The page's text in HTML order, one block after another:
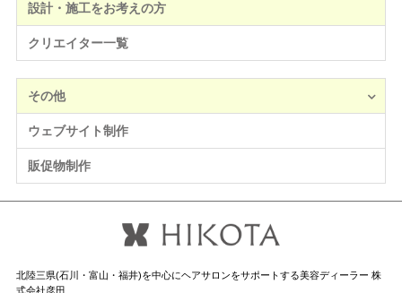
設計・施工をお考えの方
クリエイター一覧
その他
ウェブサイト制作
販促物制作
北陸三県(石川・富山・福井)を中心にヘアサロンをサポートする美容ディーラー 株
式会社彦田